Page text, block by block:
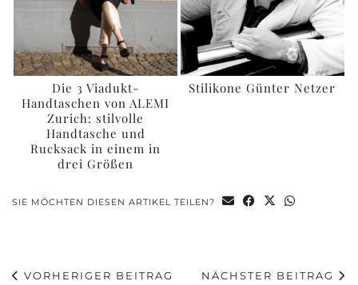
Die 3 Viadukt-
Handtaschen von ALEMI
Zurich: stilvolle
Handtasche und
Rucksack in einem in
drei Größen
Stilikone Günter Netzer
SIE MÖCHTEN DIESEN ARTIKEL TEILEN?
VORHERIGER BEITRAG NÄCHSTER BEITRAG